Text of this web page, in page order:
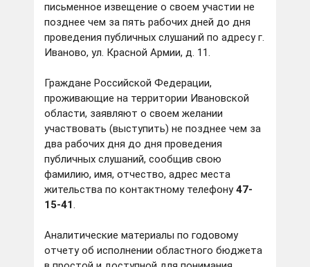
письменное извещение о своем участии не
позднее чем за пять рабочих дней до дня
проведения публичных слушаний по адресу г.
Иваново, ул. Красной Армии, д. 11.
Граждане Российской Федерации,
проживающие на территории Ивановской
области, заявляют о своем желании
участвовать (выступить) не позднее чем за
два рабочих дня до дня проведения
публичных слушаний, сообщив свою
фамилию, имя, отчество, адрес места
жительства по контактному телефону47-
15-41.
Аналитические материалы по годовому
отчету об исполнении областного бюджета